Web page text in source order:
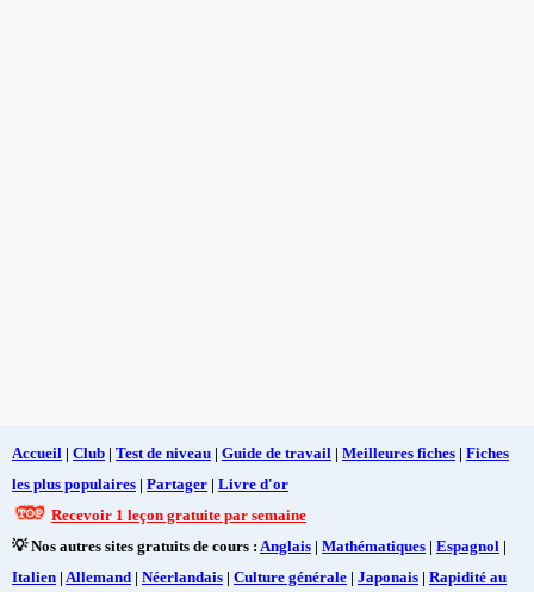
Accueil | Club | Test de niveau | Guide de travail | Meilleures fiches | Fiches
les plus populaires | Partager | Livre d'or
Recevoir 1 leçon gratuite par semaine
💡 Nos autres sites gratuits de cours : Anglais | Mathématiques | Espagnol |
Italien | Allemand | Néerlandais | Culture générale | Japonais | Rapidité au